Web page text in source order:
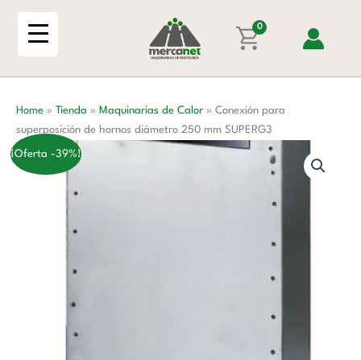
0
Home » Tienda » Maquinarias de Calor » Conexión para
superposición de hornos diámetro 250 mm SUPERG3
¡Oferta -39%!
hornos
diámetro
250
SUPERG3
cantidad